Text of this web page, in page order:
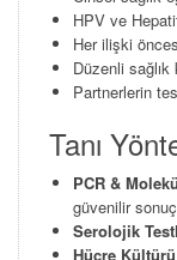
HPV ve
Her ilişki
Düzenli sağlık
Partnerlerin
Tanı
PCR &
güvenilir
Serolojik
Hücre